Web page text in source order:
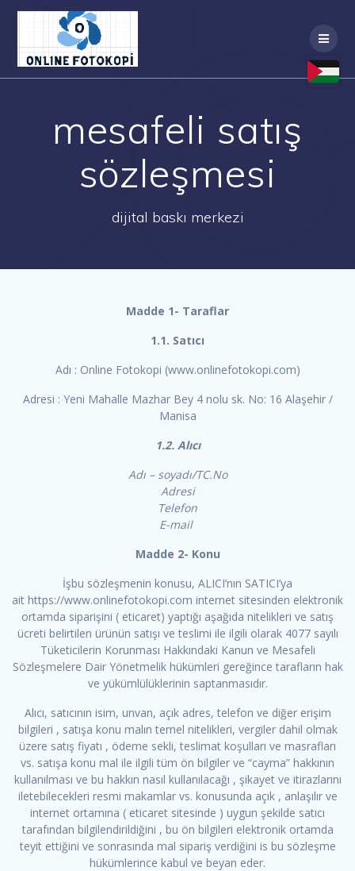
mesafeli satış
sözleşmesi
dijital baskı merkezi
Madde 1- Taraflar
1.1. Satıcı
Adı : Online Fotokopi (www.onlinefotokopi.com)
Adresi : Yeni Mahalle Mazhar Bey 4 nolu sk. No: 16 Alaşehir /
Manisa
1.2. Alıcı
Adı – soyadı/TC.No
Adresi
Telefon
E-mail
Madde 2- Konu
İşbu sözleşmenin konusu, ALICI’nın SATICI’ya
ait https://www.onlinefotokopi.com internet sitesinden elektronik
ortamda siparişini ( eticaret) yaptığı aşağıda nitelikleri ve satış
ücreti belirtilen ürünün satışı ve teslimi ile ilgili olarak 4077 sayılı
Tüketicilerin Korunması Hakkındaki Kanun ve Mesafeli
Sözleşmelere Dair Yönetmelik hükümleri gereğince tarafların hak
ve yükümlülüklerinin saptanmasıdır.
Alıcı, satıcının isim, unvan, açık adres, telefon ve diğer erişim
bilgileri , satışa konu malın temel nitelikleri, vergiler dahil olmak
üzere satış fiyatı , ödeme sekli, teslimat koşulları ve masrafları
vs. satışa konu mal ile ilgili tüm ön bilgiler ve “cayma” hakkının
kullanılması ve bu hakkın nasıl kullanılacağı , şikayet ve itirazlarını
iletebilecekleri resmi makamlar vs. konusunda açık , anlaşılır ve
internet ortamına ( eticaret sitesinde ) uygun şekilde satıcı
tarafından bilgilendirildiğini , bu ön bilgileri elektronik ortamda
teyit ettiğini ve sonrasında mal sipariş verdiğini is bu sözleşme
hükümlerince kabul ve beyan eder.